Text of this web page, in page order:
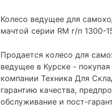
Колесо ведущее для
мачтой серии RM г/п 1300-
Продается колесо для
ведущее в Курске -
компании Техника Для
гарантию качества,
обслуживание и пост-